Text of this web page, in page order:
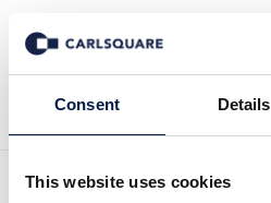
Consent Details
This website uses cookies
Tillbaka till Nyheter